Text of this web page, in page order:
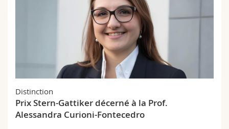
Distinction
Prix Stern-Gattiker décerné à la Prof.
Alessandra Curioni-Fontecedro